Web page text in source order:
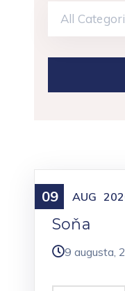
All
09 AUG
Meniny
Soňa
9 augusta,